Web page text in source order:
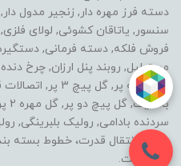
دسته فرز مهره دار, زنجیر مدول
سنسور, یاتاقان کشوئی, لولای
فروش فلکه, دسته فرمانی,
مستطیل, روبند پنل ارزان, چرخ
مهره سه پر, گل
سردنده بادامی, رولیک بلبرینگی,
خطوط انتقال قدرت، خطوط بسته
شده است.